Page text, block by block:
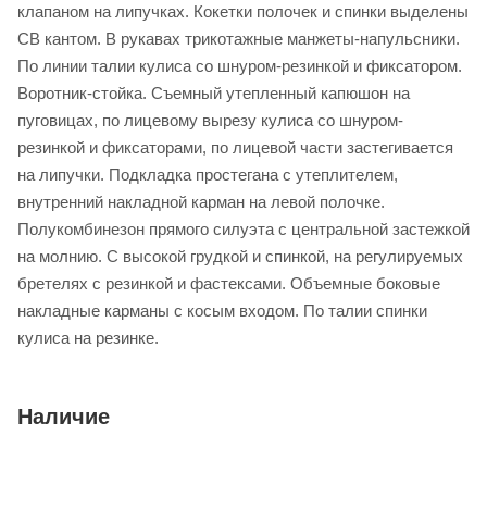
клапаном на липучках. Кокетки полочек и спинки выделены
СВ кантом. В рукавах трикотажные манжеты-напульсники.
По линии талии кулиса со шнуром-резинкой и фиксатором.
Воротник-стойка. Съемный утепленный капюшон на
пуговицах, по лицевому вырезу кулиса со шнуром-
резинкой и фиксаторами, по лицевой части застегивается
на липучки. Подкладка простегана с утеплителем,
внутренний накладной карман на левой полочке.
Полукомбинезон прямого силуэта с центральной застежкой
на молнию. С высокой грудкой и спинкой, на регулируемых
бретелях с резинкой и фастексами. Объемные боковые
накладные карманы с косым входом. По талии спинки
кулиса на резинке.
Наличие